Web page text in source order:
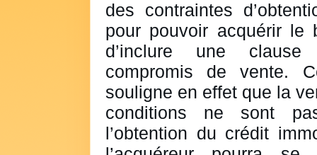
des contraintes
pour pouvoir acquérir le
d’inclure une
compromis de vente.
souligne en effet que la
conditions ne sont
l’obtention du crédit